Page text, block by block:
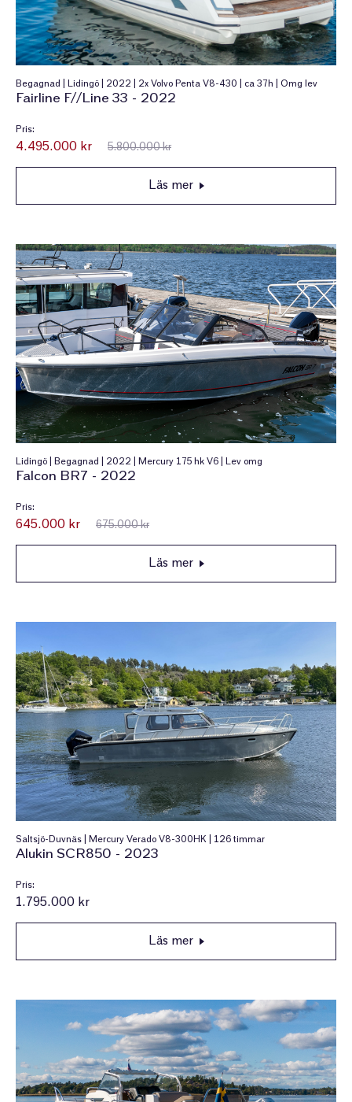
Begagnad | Lidingö | 2022 | 2x Volvo Penta V8-430 | ca 37h | Omg lev
Fairline F//Line 33 - 2022
Pris:
4.495.000 kr 5.800.000 kr
Läs mer
Lidingö | Begagnad | 2022 | Mercury 175 hk V6 | Lev omg
Falcon BR7 - 2022
Pris:
645.000 kr 675.000 kr
Läs mer
Saltsjö-Duvnäs | Mercury Verado V8-300HK | 126 timmar
Alukin SCR850 - 2023
Pris:
1.795.000 kr
Läs mer